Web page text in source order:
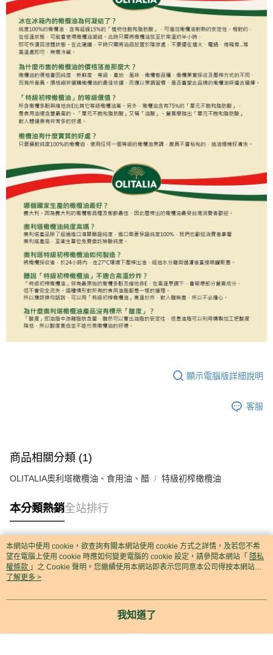
顯示電腦版詳細說明
客服
商品相關分類 (1)
OLITALIA奧利塔橄欖油、食用油、醋 特級初榨橄欖油
本分類熱銷全站排行
熱門標籤
本網站中使用 cookie，欲查詢有關本網站使用 cookie 方式之詳情，及若您不希
望在電腦上使用 cookie 時應如何變更電腦的 cookie 設定，請參閱本網站「 隱私
權條款 」之 Cookie 聲明。您繼續使用本網站即表示您同意本公司得按本網站使
用條款之 Cookie 聲明使用 cookie。
了解更多 >
我知道了